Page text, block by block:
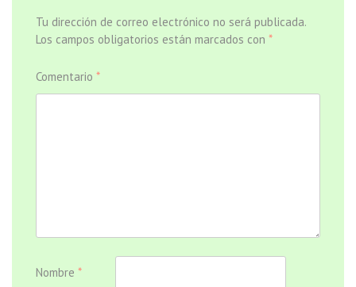
Tu dirección de correo electrónico no será publicada.
Los campos obligatorios están marcados con *
Comentario *
Nombre *